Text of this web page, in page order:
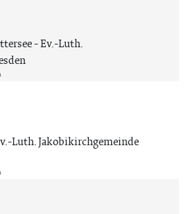
Ev.-Luth.
Luth. Jakobikirchgemeinde